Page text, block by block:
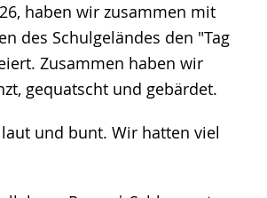
haben wir zusammen mit
des Schulgeländes den "Tag
Zusammen haben wir
gequatscht und gebärdet.
und bunt. Wir hatten viel